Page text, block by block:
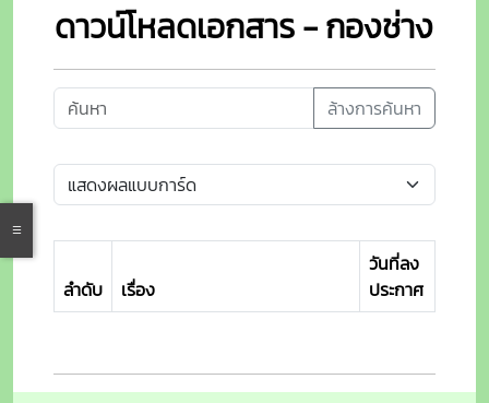
ดาวน์โหลดเอกสาร - กองช่าง
ล้างการค้นหา
ลำดับ เรื่อง
วันที่ลง
ประกาศ